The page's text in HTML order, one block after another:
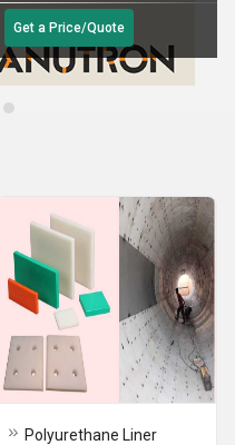
Get a Price/Quote
Polyurethane Liner